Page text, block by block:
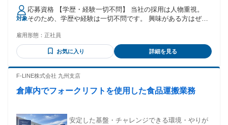
【月給27万7213円～41万4029円】 固定残業代あり ※固定残
業代60時間分を含みます(8万3713円～12万5029円) 残業が60
時間以内でも、満額支給いたします。 ※上記超過分は別途時
間外手当を支給 【その他特典】 準中型MT以上取得者の場
ら残りの期間はプラス月3万円支給（規定あり）
対象
応募資格 【学歴・経験一切不問】 当社の採用は人物重視。
そのため、学歴や経験は一切不問です。 興味がある方はぜひ
鍛えたい方大歓迎です。 【こんな方にピッタリ】 ■体を動か
すのが好きな方 ■仲間と協力して働きたい方 ■安定した収入を
得たい方 ■メリハリをつけて働きたい方 ■リーダーシップを発
自衛隊、スポーツインストラクター、 配送ドライバー、営業
す 【必須条件】 45歳以下の方 要普通自動車免許（AT限定
集・採用する場合
雇用形態： 正社員
お気に入り 詳細を見る
F-LINE株式会社 九州支店
倉庫内でフォークリフトを使用した食品運搬業務
安定した基盤・チャレンジできる環境・やりが